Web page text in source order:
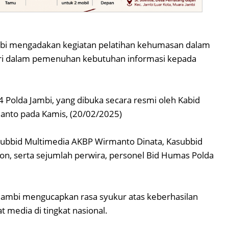
mengadakan kegiatan pelatihan kehumasan dalam
dalam pemenuhan kebutuhan informasi kepada
Jambi, yang dibuka secara resmi oleh Kabid
pada Kamis, (20/02/2025)
Multimedia AKBP Wirmanto Dinata, Kasubbid
serta sejumlah perwira, personel Bid Humas Polda
mengucapkan rasa syukur atas keberhasilan
media di tingkat nasional.